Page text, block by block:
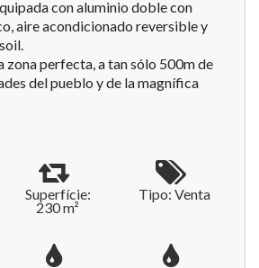
con aluminio doble con
aire acondicionado reversible y
zona perfecta, a tan sólo 500m de
del pueblo y de la magnífica
Superfície:
230 m²
Tipo: Venta